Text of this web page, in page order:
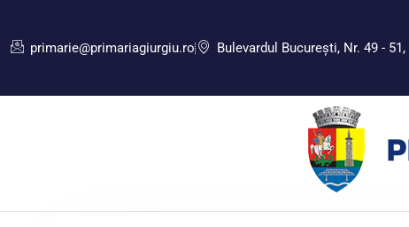
primarie@primariagiurgiu.ro Bulevardul Bucureşti, Nr. 49 -